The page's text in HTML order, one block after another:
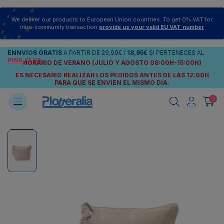
We deliver our products to European Union countries. To get 0% VAT for
intra-community transaction provide us your valid EU VAT number
ENNVÍOS GRATIS A PARTIR DE 29,99€ / 18,95€ SI PERTENECES AL
PINK CLUB
HORARIO DE VERANO (JULIO Y AGOSTO 08:00H-15:00H)
ES NECESARIO REALIZAR LOS PEDIDOS ANTES DE LAS 12:00H
PARA QUE SE ENVÍEN EL MISMO DÍA.
0